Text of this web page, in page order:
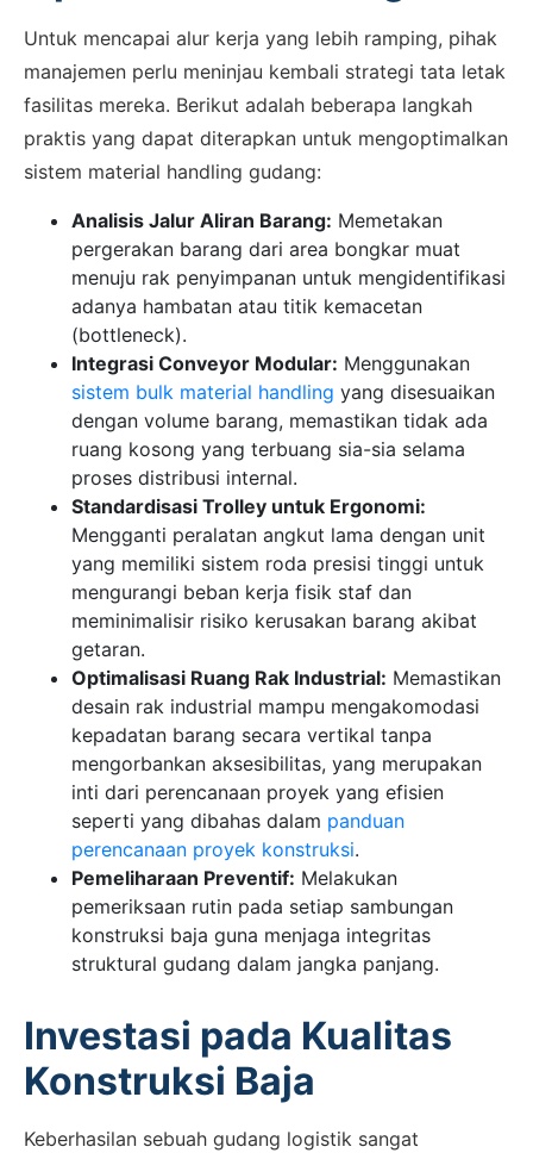
Untuk mencapai alur kerja yang lebih ramping, pihak
manajemen perlu meninjau kembali strategi tata letak
fasilitas mereka. Berikut adalah beberapa langkah
praktis yang dapat diterapkan untuk mengoptimalkan
sistem material handling gudang:
Analisis Jalur Aliran Barang: Memetakan
pergerakan barang dari area bongkar muat
menuju rak penyimpanan untuk mengidentifikasi
adanya hambatan atau titik kemacetan
(bottleneck).
Integrasi Conveyor Modular: Menggunakan
sistem bulk material handling yang disesuaikan
dengan volume barang, memastikan tidak ada
ruang kosong yang terbuang sia-sia selama
proses distribusi internal.
Standardisasi Trolley untuk Ergonomi:
Mengganti peralatan angkut lama dengan unit
yang memiliki sistem roda presisi tinggi untuk
mengurangi beban kerja fisik staf dan
meminimalisir risiko kerusakan barang akibat
getaran.
Optimalisasi Ruang Rak Industrial: Memastikan
desain rak industrial mampu mengakomodasi
kepadatan barang secara vertikal tanpa
mengorbankan aksesibilitas, yang merupakan
inti dari perencanaan proyek yang efisien
seperti yang dibahas dalam panduan
perencanaan proyek konstruksi.
Pemeliharaan Preventif: Melakukan
pemeriksaan rutin pada setiap sambungan
konstruksi baja guna menjaga integritas
struktural gudang dalam jangka panjang.
Investasi pada Kualitas
Konstruksi Baja
Keberhasilan sebuah gudang logistik sangat